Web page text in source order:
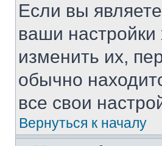
Если вы
ваши
изменить их,
обычно
все свои
Вернуться к началу